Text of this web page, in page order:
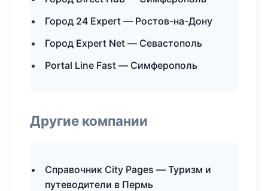
Город 24 Expert — Ростов-на-Дону
Город Expert Net — Севастополь
Portal Line Fast — Симферополь
Другие компании
Справочник City Pages — Туризм и
путеводители в Пермь